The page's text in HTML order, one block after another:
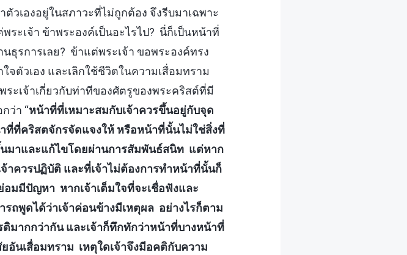
วเองอยู่ในสภาวะที่ไม่ถูกต้อง จึงรีบมาเฉพาะ
ระเจ้า ข้าพระองค์เป็นอะไรไป? นี่ก็เป็นหน้าที่
ธุรการเลย? ข้าแต่พระเจ้า ขอพระองค์ทรง
ตัวเอง และเลิกใช้ชีวิตในความเสื่อมทราม
ะเจ้าเกี่ยวกับท่าทีของศัตรูของพระคริสต์ที่มี
ว่า “หน้าที่ที่เหมาะสมกับเจ้าควรขึ้นอยู่กับจุด
ที่ที่คริสตจักรจัดแจงให้ หรือหน้าที่นั้นไม่ใช่สิ่งที่
นมาและแก้ไขโดยผ่านการสัมพันธ์สนิท แต่หาก
าควรปฏิบัติ และที่เจ้าไม่ต้องการทำหน้าที่นั้นก็
อมมีปัญหา หากเจ้าเต็มใจที่จะเชื่อฟังและ
ถพูดได้ว่าเจ้าค่อนข้างมีเหตุผล อย่างไรก็ตาม
มากกว่ากัน และเจ้าก็ทึกทักว่าหน้าที่บางหน้าที่
นเสื่อมทราม เหตุใดเจ้าจึงมีอคติกับความ